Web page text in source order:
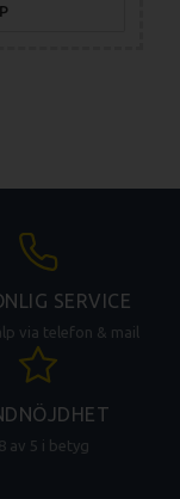
SERVICE
via telefon & mail
av 5 i betyg